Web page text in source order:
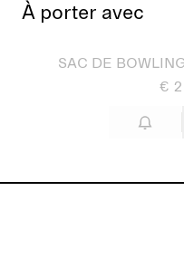
À porter avec
Épuisé
SAC DE
€